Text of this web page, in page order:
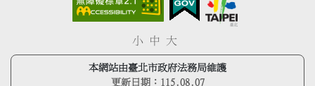
小 中 大
本網站由臺北市政府法務局維護
更新日期： 115.08.07